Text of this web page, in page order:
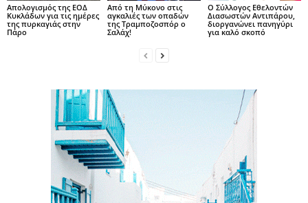
Απολογισμός της ΕΟΔ
Κυκλάδων για τις ημέρες
της πυρκαγιάς στην
Πάρο
Από τη Μύκονο στις
αγκαλιές των οπαδών
της Τραμποζοσπόρ ο
Σαλάχ!
O Σύλλογος Εθελοντών
Διασωστών Αντιπάρου,
διοργανώνει πανηγύρι
για καλό σκοπό